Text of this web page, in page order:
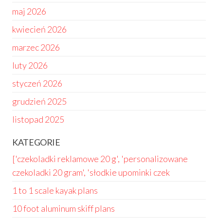
maj 2026
kwiecień 2026
marzec 2026
luty 2026
styczeń 2026
grudzień 2025
listopad 2025
KATEGORIE
['czekoladki reklamowe 20 g', 'personalizowane
czekoladki 20 gram', 'słodkie upominki czek
1 to 1 scale kayak plans
10 foot aluminum skiff plans